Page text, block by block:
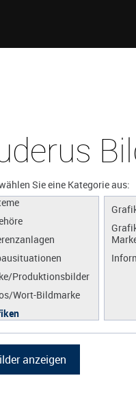
Sie eine Kategorie aus:
Produktionsbilder
Wort-Bildmarke